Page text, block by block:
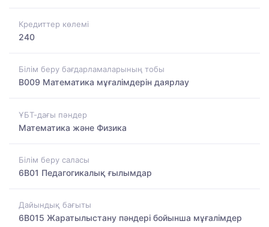
Кредиттер көлемі
240
Білім беру бағдарламаларының тобы
B009 Математика мұғалімдерін даярлау
ҰБТ-дағы пәндер
Математика және Физика
Білім беру саласы
6B01 Педагогикалық ғылымдар
Дайындық бағыты
6B015 Жаратылыстану пәндері бойынша мұғалімдер